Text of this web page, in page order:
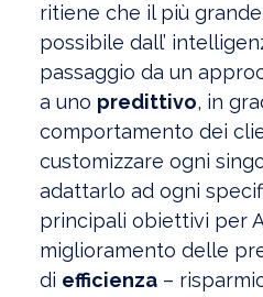
ritiene che il più
possibile dall’
passaggio da un
a uno predittivo, in
comportamento dei
customizzare ogni
adattarlo ad ogni
principali obiettivi per
miglioramento delle
di efficienza –